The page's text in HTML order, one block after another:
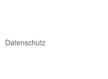
Datenschutz